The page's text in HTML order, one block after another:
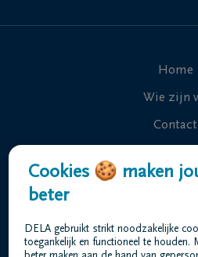
Home
Wie zijn
Contact
Veelgestelde
Cookies 🍪 maken
beter
DELA gebruikt strikt noodzakelijke
toegankelijk en functioneel te houden.